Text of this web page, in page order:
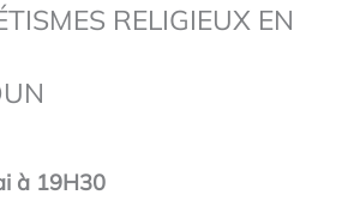
RELIGIEUX EN
à 19H30